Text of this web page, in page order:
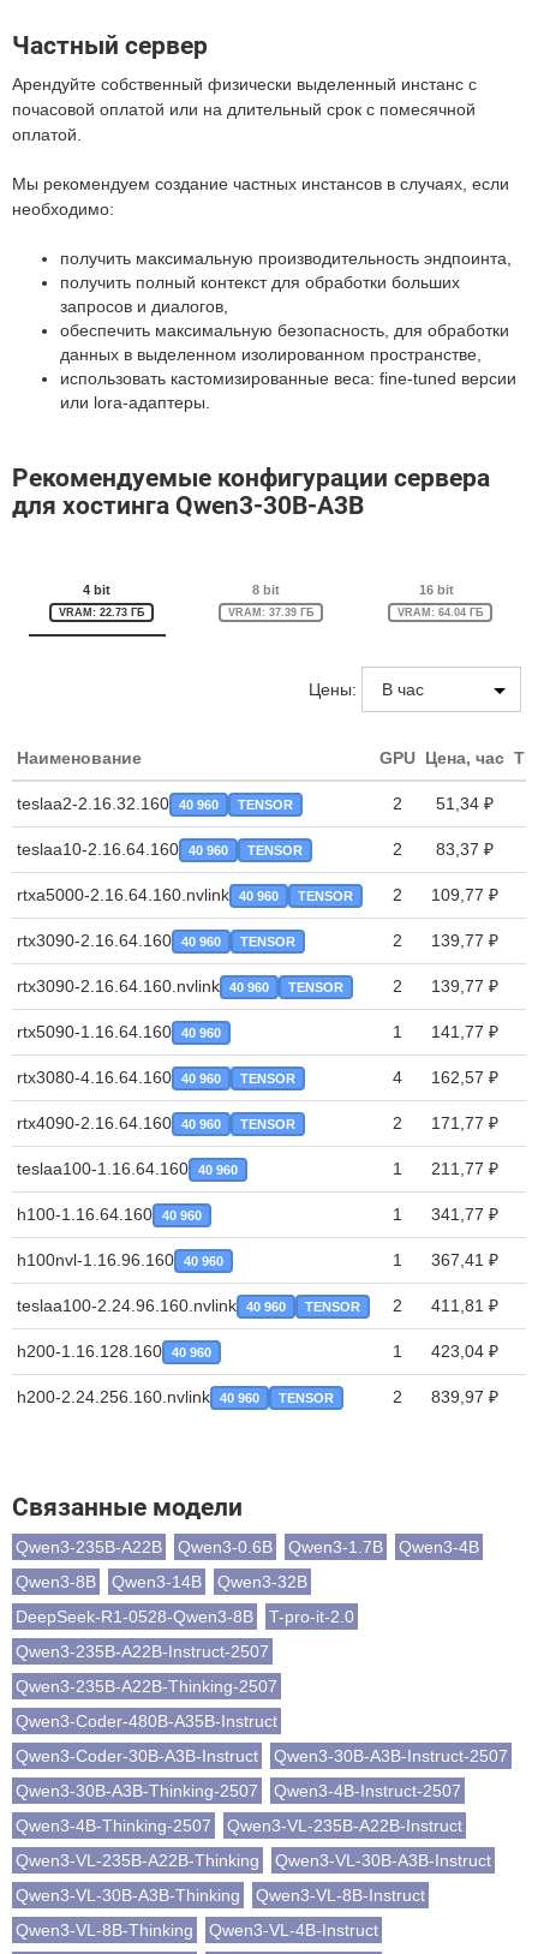
Частный сервер
Арендуйте собственный физически выделенный инстанс с
почасовой оплатой или на длительный срок с помесячной
оплатой.
Мы рекомендуем создание частных инстансов в случаях, если
необходимо:
получить максимальную производительность эндпоинта,
получить полный контекст для обработки больших
запросов и диалогов,
обеспечить максимальную безопасность, для обработки
данных в выделенном изолированном пространстве,
использовать кастомизированные веса: fine-tuned версии
или lora-адаптеры.
Рекомендуемые конфигурации сервера
для хостинга Qwen3-30B-A3B
4 bit
VRAM: 22.73 ГБ
8 bit
VRAM: 37.39 ГБ
16 bit
VRAM: 64.04 ГБ
Цены:
Наименование GPU Цена, час
teslaa2-2.16.32.160 40 960 TENSOR 2 51,34 ₽
teslaa10-2.16.64.160 40 960 TENSOR 2 83,37 ₽
rtxa5000-2.16.64.160.nvlink 40 960 TENSOR 2 109,77 ₽
rtx3090-2.16.64.160 40 960 TENSOR 2 139,77 ₽
rtx3090-2.16.64.160.nvlink 40 960 TENSOR 2 139,77 ₽
rtx5090-1.16.64.160 40 960 1 141,77 ₽
rtx3080-4.16.64.160 40 960 TENSOR 4 162,57 ₽
rtx4090-2.16.64.160 40 960 TENSOR 2 171,77 ₽
teslaa100-1.16.64.160 40 960 1 211,77 ₽
h100-1.16.64.160 40 960 1 341,77 ₽
h100nvl-1.16.96.160 40 960 1 367,41 ₽
teslaa100-2.24.96.160.nvlink 40 960 TENSOR 2 411,81 ₽
h200-1.16.128.160 40 960 1 423,04 ₽
h200-2.24.256.160.nvlink 40 960 TENSOR 2 839,97 ₽
Связанные модели
Qwen3-235B-A22B Qwen3-0.6B Qwen3-1.7B
Qwen3-4B
Qwen3-8B
Qwen3-14B
Qwen3-32B
DeepSeek-R1-0528-Qwen3-8B
T-pro-it-2.0
Qwen3-235B-A22B-Instruct-2507
Qwen3-235B-A22B-Thinking-2507
Qwen3-Coder-480B-A35B-Instruct
Qwen3-Coder-30B-A3B-Instruct
Qwen3-30B-A3B-Instruct-2507
Qwen3-30B-A3B-Thinking-2507
Qwen3-4B-Instruct-2507
Qwen3-4B-Thinking-2507
Qwen3-VL-235B-A22B-Instruct
Qwen3-VL-235B-A22B-Thinking
Qwen3-VL-30B-A3B-Instruct
Qwen3-VL-30B-A3B-Thinking
Qwen3-VL-8B-Instruct
Qwen3-VL-8B-Thinking
Qwen3-VL-4B-Instruct